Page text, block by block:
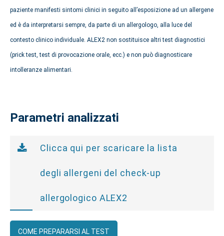
paziente manifesti sintomi clinici in seguito all’esposizione ad un allergene
ed è da interpretarsi sempre, da parte di un allergologo, alla luce del
contesto clinico individuale. ALEX2 non sostituisce altri test diagnostici
(prick test, test di provocazione orale, ecc.) e non può diagnosticare
intolleranze alimentari.
Parametri analizzati
Clicca qui per scaricare la lista
degli allergeni del check-up
allergologico ALEX2
COME PREPARARSI AL TEST